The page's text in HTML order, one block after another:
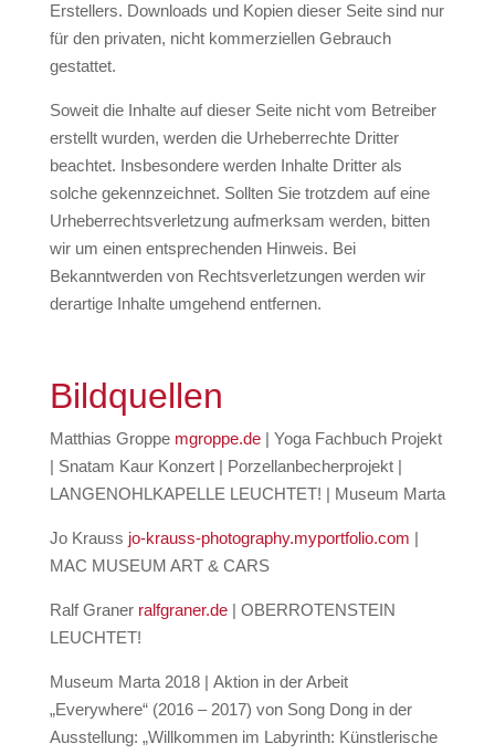
Erstellers. Downloads und Kopien dieser Seite sind nur
für den privaten, nicht kommerziellen Gebrauch
gestattet.
Soweit die Inhalte auf dieser Seite nicht vom Betreiber
erstellt wurden, werden die Urheberrechte Dritter
beachtet. Insbesondere werden Inhalte Dritter als
solche gekennzeichnet. Sollten Sie trotzdem auf eine
Urheberrechtsverletzung aufmerksam werden, bitten
wir um einen entsprechenden Hinweis. Bei
Bekanntwerden von Rechtsverletzungen werden wir
derartige Inhalte umgehend entfernen.
Bildquellen
Matthias Groppe mgroppe.de| Yoga Fachbuch Projekt
| Snatam Kaur Konzert | Porzellanbecherprojekt |
LANGENOHLKAPELLE LEUCHTET! | Museum Marta
Jo Krauss jo-krauss-photography.myportfolio.com |
MAC MUSEUM ART & CARS
Ralf Graner ralfgraner.de| OBERROTENSTEIN
LEUCHTET!
Museum Marta 2018 | Aktion in der Arbeit
„Everywhere“ (2016 – 2017) von Song Dong in der
Ausstellung: „Willkommen im Labyrinth: Künstlerische